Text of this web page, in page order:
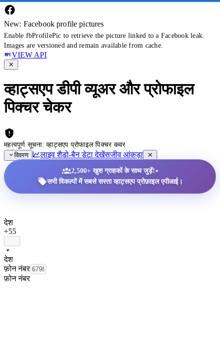
New: Facebook profile pictures
Enable fbProfilePic to retrieve the picture linked to a Facebook leak.
Images are versioned and remain available from cache.
VIEW API
व्हाट्सएप डीपी व्यूअर और प्रोफाइल
पिक्चर चेकर
महत्वपूर्ण सूचना: व्हाट्सएप प्रोफाइल पिक्चर कवर
विवरण
लाइव शैडो-बैन डेटा देखेंसजीव आंकड़ा
2,500+ खुश ग्राहकों के साथ जुड़ें!•
सभी विकल्पों में सबसे सस्ता व्हाट्सएप प्रोफ़ाइल एपीआई।
देश
+55
देश
फ़ोन नंबर
फ़ोन नंबर